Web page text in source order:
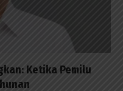
Ketika Pemilu